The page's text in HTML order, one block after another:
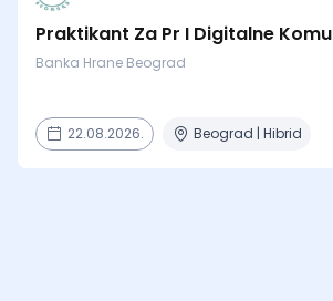
Praktikant Za Pr I Digitalne
Banka Hrane Beograd
22.08.2026. Beograd | Hibrid